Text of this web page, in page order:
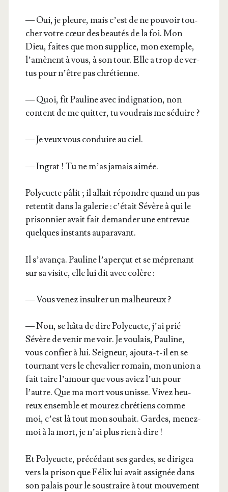
— Oui, je pleure, mais c’est de ne pou­voir tou­
cher votre cœur des beau­tés de la foi. Mon
Dieu, faites que mon sup­plice, mon exemple,
l’a­mènent à vous, à son tour. Elle a trop de ver­
tus pour n’être pas chrétienne.
— Quoi, fit Pau­line avec indi­gna­tion, non
content de me quit­ter, tu vou­drais me séduire ?
— Je veux vous conduire au ciel.
— Ingrat ! Tu ne m’as jamais aimée.
Poly­eucte pâlit ; il allait répondre quand un pas
reten­tit dans la gale­rie : c’é­tait Sévère à qui le
pri­son­nier avait fait deman­der une entre­vue
quelques ins­tants auparavant.
Il s’a­van­ça. Pau­line l’a­per­çut et se mépre­nant
sur sa visite, elle lui dit avec colère :
— Vous venez insul­ter un malheureux ?
— Non, se hâta de dire Poly­eucte, j’ai prié
Sévère de venir me voir. Je vou­lais, Pau­line,
vous confier à lui. Sei­gneur, ajou­ta-t-il en se
tour­nant vers le che­va­lier romain, mon union a
fait taire l’a­mour que vous aviez l’un pour
l’autre. Que ma mort vous unisse. Vivez heu­
reux ensemble et mou­rez chré­tiens comme
moi, c’est là tout mon sou­hait. Gardes, menez-
moi à la mort, je n’ai plus rien à dire !
Et Poly­eucte, pré­cé­dant ses gardes, se diri­gea
vers la pri­son que Félix lui avait assi­gnée dans
son palais pour le sous­traire à tout mou­ve­ment